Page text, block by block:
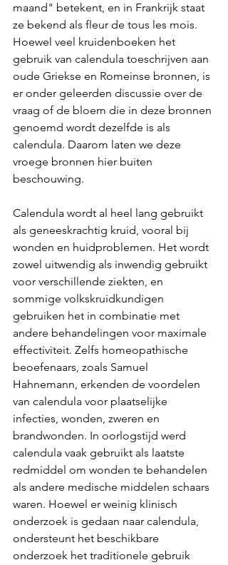
maand" betekent, en in Frankrijk staat
ze bekend als fleur de tous les mois.
Hoewel veel kruidenboeken het
gebruik van calendula toeschrijven aan
oude Griekse en Romeinse bronnen, is
er onder geleerden discussie over de
vraag of de bloem die in deze bronnen
genoemd wordt dezelfde is als
calendula. Daarom laten we deze
vroege bronnen hier buiten
beschouwing.
Calendula wordt al heel lang gebruikt
als geneeskrachtig kruid, vooral bij
wonden en huidproblemen. Het wordt
zowel uitwendig als inwendig gebruikt
voor verschillende ziekten, en
sommige volkskruidkundigen
gebruiken het in combinatie met
andere behandelingen voor maximale
effectiviteit. Zelfs homeopathische
beoefenaars, zoals Samuel
Hahnemann, erkenden de voordelen
van calendula voor plaatselijke
infecties, wonden, zweren en
brandwonden. In oorlogstijd werd
calendula vaak gebruikt als laatste
redmiddel om wonden te behandelen
als andere medische middelen schaars
waren. Hoewel er weinig klinisch
onderzoek is gedaan naar calendula,
ondersteunt het beschikbare
onderzoek het traditionele gebruik